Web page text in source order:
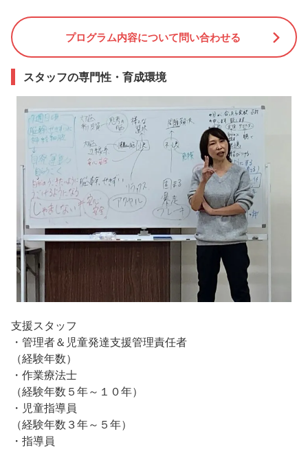
プログラム内容について問い合わせる
スタッフの専門性・育成環境
支援スタッフ
・管理者＆児童発達支援管理責任者
（経験年数）
・作業療法士
（経験年数５年～１０年）
・児童指導員
（経験年数３年～５年）
・指導員